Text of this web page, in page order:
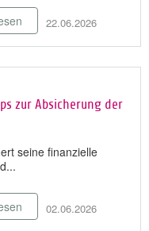
22.06.2026
zur Absicherung der
seine finanzielle
02.06.2026